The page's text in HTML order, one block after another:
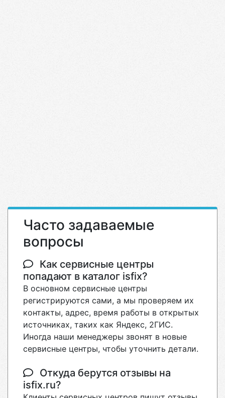
Часто задаваемые
вопросы
Как сервисные центры
попадают в каталог isfix?
В основном сервисные центры
регистрируются сами, а мы проверяем их
контакты, адрес, время работы в открытых
источниках, таких как Яндекс, 2ГИС.
Иногда наши менеджеры звонят в новые
сервисные центры, чтобы уточнить детали.
Откуда берутся отзывы на
isfix.ru?